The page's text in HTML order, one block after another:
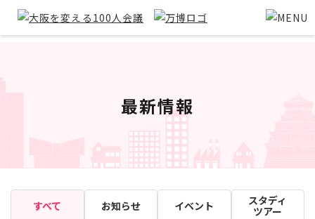
最新情報
すべて お知らせ イベント
スタディ
ツアー